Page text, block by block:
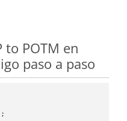
POTM en
paso a paso